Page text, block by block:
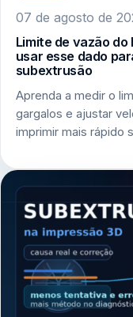
07 de agosto de
Limite de vazão
usar esse dado
subextrusão
Aprenda a medir o
gargalos e ajustar
imprimir mais rápido